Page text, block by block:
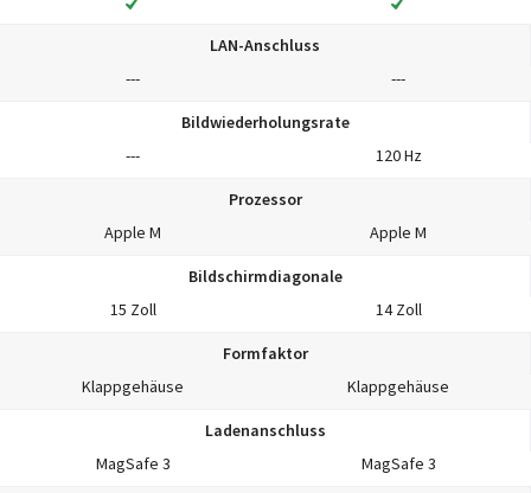
LAN-Anschluss
---
---
Bildwiederholungsrate
---
120 Hz
Prozessor
Apple M
Apple M
Bildschirmdiagonale
15 Zoll
14 Zoll
Formfaktor
Klappgehäuse
Klappgehäuse
Ladenanschluss
MagSafe 3
MagSafe 3